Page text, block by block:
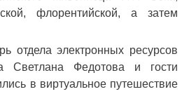
флорентийской, а затем
отдела электронных ресурсов
Федотова и гости
в виртуальное путешествие